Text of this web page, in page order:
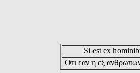
Si est ex
Οτι εαν η εξ